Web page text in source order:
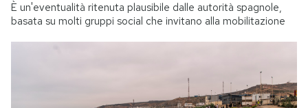
È un'eventualità ritenuta plausibile dalle autorità spagnole,
basata su molti gruppi social che invitano alla mobilitazione